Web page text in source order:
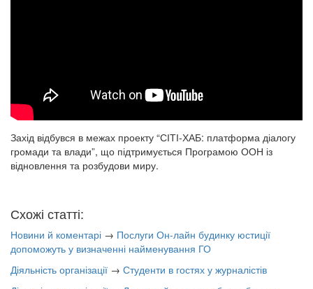
Захід відбувся в межах проекту “СІТІ-ХАБ: платформа діалогу
громади та влади”, що підтримується Програмою ООН із
відновлення та розбудови миру.
Схожі статті:
Новини й коментарі → Послуги Он-лайн будинку юстиції
допоможуть у визначенні найменування ГО
Діяльність організації → Студенти в гостях у журналістів